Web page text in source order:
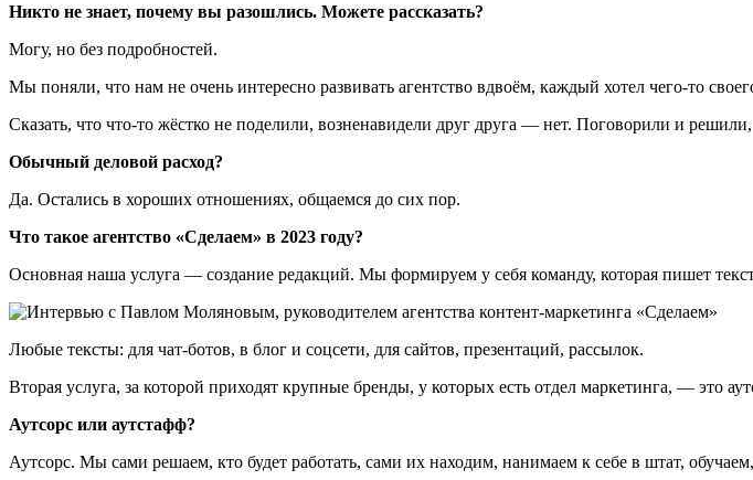
Никто не знает, почему вы разошлись. Можете рассказать?
Могу, но без подробностей.
Мы поняли, что нам не очень интересно развивать агентство вдвоём, каждый хотел чего-то
Сказать, что что-то жёстко не поделили, возненавидели друг друга — нет. Поговорили и
Обычный деловой расход?
Да. Остались в хороших отношениях, общаемся до сих пор.
Что такое агентство «Сделаем» в 2023 году?
Основная наша услуга — создание редакций. Мы формируем у себя команду, которая пишет
Любые тексты: для чат-ботов, в блог и соцсети, для сайтов, презентаций, рассылок.
Вторая услуга, за которой приходят крупные бренды, у которых есть отдел маркетинга, — это
Аутсорс или аутстафф?
Аутсорс. Мы сами решаем, кто будет работать, сами их находим, нанимаем к себе в штат,